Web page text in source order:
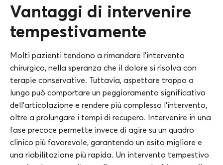
Vantaggi di intervenire
tempestivamente
Molti pazienti tendono a rimandare l’intervento
chirurgico, nella speranza che il dolore si risolva con
terapie conservative. Tuttavia, aspettare troppo a
lungo può comportare un peggioramento significativo
dell’articolazione e rendere più complesso l’intervento,
oltre a prolungare i tempi di recupero. Intervenire in una
fase precoce permette invece di agire su un quadro
clinico più favorevole, garantendo un esito migliore e
una riabilitazione più rapida. Un intervento tempestivo